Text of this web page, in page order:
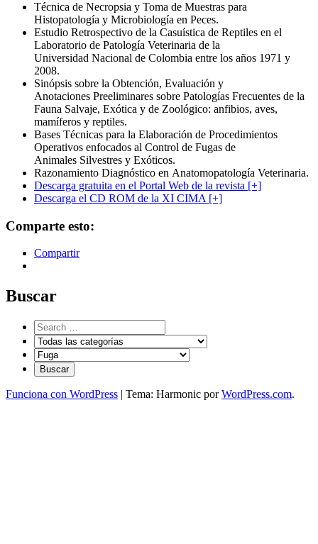
Técnica de Necropsia y Toma de Muestras para
Histopatología y Microbiología en Peces.
Estudio Retrospectivo de la Casuística de Reptiles en el
Laboratorio de Patología Veterinaria de la
Universidad Nacional de Colombia entre los años 1971 y
2008.
Sinópsis sobre la Obtención, Evaluación y
Anotaciones Preeliminares sobre Patologías Frecuentes de la
Fauna Salvaje, Exótica y de Zoológico: anfibios, aves,
mamíferos y reptiles.
Bases Técnicas para la Elaboración de Procedimientos
Operativos enfocados al Control de Fugas de
Animales Silvestres y Exóticos.
Razonamiento Diagnóstico en Anatomopatología Veterinaria.
Descarga gratuita en el Portal Web de la revista [+]
Descarga el CD ROM de la XI CIMA [+]
Comparte esto:
Compartir
Buscar
Funciona con WordPress | Tema: Harmonic porWordPress.com.